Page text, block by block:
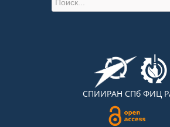
СПИИРАН СПб ФИЦ